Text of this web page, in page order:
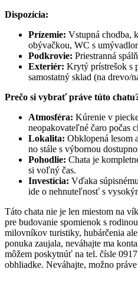
Dispozícia:
Prízemie: Vstupná chodba,
obývačkou, WC s
Podkrovie: Priestranná
Exteriér: Krytý prístrešok s
samostatný sklad (na drevo/
Prečo si vybrať práve túto
Atmosféra: Kúrenie v
neopakovateľné čaro počas
Lokalita: Obklopená lesom
no stále s výbornou
Pohodlie: Chata je
si voľný čas.
Investícia: Vďaka
ide o nehnuteľnosť s
Táto chata nie je len miestom na
pre budovanie spomienok s
milovníkov turistiky, hubárčenia
ponuka zaujala, neváhajte ma
môžem poskytnúť na tel. čísle
obhliadke. Neváhajte, možno